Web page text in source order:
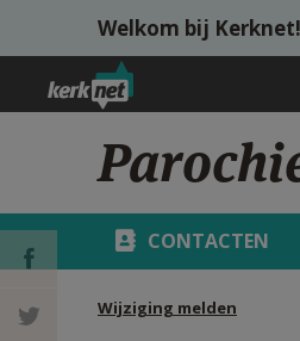
Overslaan en naar de inhoud gaan
Welkom bij Kerknet!
CONTACTEN
Wijziging melden
DEEL OP